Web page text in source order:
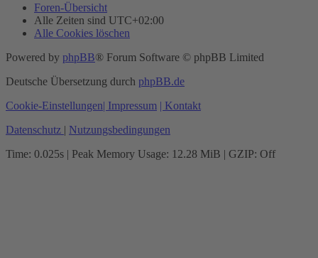
Foren-Übersicht
Alle Zeiten sind UTC+02:00
Alle Cookies löschen
Powered by phpBB® Forum Software © phpBB Limited
Deutsche Übersetzung durch phpBB.de
Cookie-Einstellungen| Impressum | Kontakt
Datenschutz | Nutzungsbedingungen
Time: 0.025s | Peak Memory Usage: 12.28 MiB | GZIP: Off